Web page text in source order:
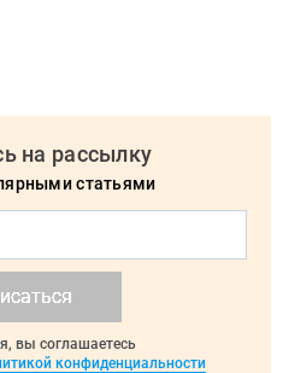
на рассылку
статьями
вы соглашаетесь
конфиденциальности